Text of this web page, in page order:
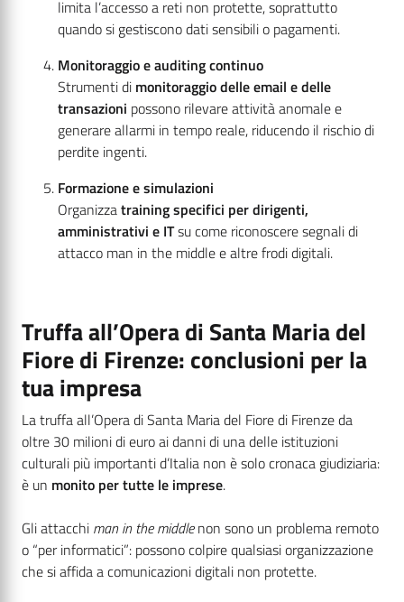
limita l’accesso a reti non protette, soprattutto
quando si gestiscono dati sensibili o pagamenti.
Monitoraggio e auditing continuo
Strumenti di monitoraggio delle email e delle
transazioni possono rilevare attività anomale e
generare allarmi in tempo reale, riducendo il rischio di
perdite ingenti.
Formazione e simulazioni
Organizzatraining specifici per dirigenti,
amministrativi e ITsu come riconoscere segnali di
attacco man in the middle e altre frodi digitali.
Truffa all’Opera di Santa Maria del
Fiore di Firenze: conclusioni per la
tua impresa
La truffa all’Opera di Santa Maria del Fiore di Firenze da
oltre 30 milioni di euro ai danni di una delle istituzioni
culturali più importanti d’Italia non è solo cronaca giudiziaria:
è un monito per tutte le imprese.
Gli attacchi man in the middlenon sono un problema remoto
o “per informatici”: possono colpire qualsiasi organizzazione
che si affida a comunicazioni digitali non protette.